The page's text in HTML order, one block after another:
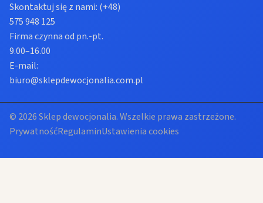
Skontaktuj się z nami: (+48)
575 948 125
Firma czynna od pn.-pt.
9.00–16.00
E-mail:
biuro@sklepdewocjonalia.com.pl
© 2026 Sklep dewocjonalia. Wszelkie prawa zastrzeżone.
PrywatnośćRegulaminUstawienia cookies